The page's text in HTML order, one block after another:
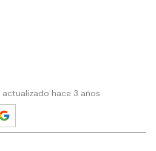
actualizado hace 3 años